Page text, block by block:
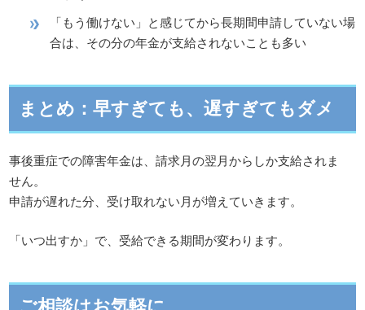
「もう働けない」と感じてから長期間申請していない場
合は、その分の年金が支給されないことも多い
まとめ：早すぎても、遅すぎてもダメ
事後重症での障害年金は、請求月の翌月からしか支給されま
せん。
申請が遅れた分、受け取れない月が増えていきます。
「いつ出すか」で、受給できる期間が変わります。